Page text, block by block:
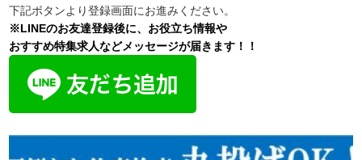
下記ボタンより登録画面にお進みください。
※LINEのお友達登録後に、お役立ち情報や
おすすめ特集求人などメッセージが届きます！！